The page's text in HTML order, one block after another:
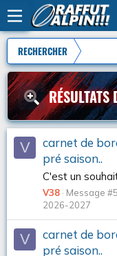
RECHERCHER
RÉSULTATS
V
carnet de
pré saison..
C'est un
V38 Message
2026-2027
V
carnet de
pré saison..